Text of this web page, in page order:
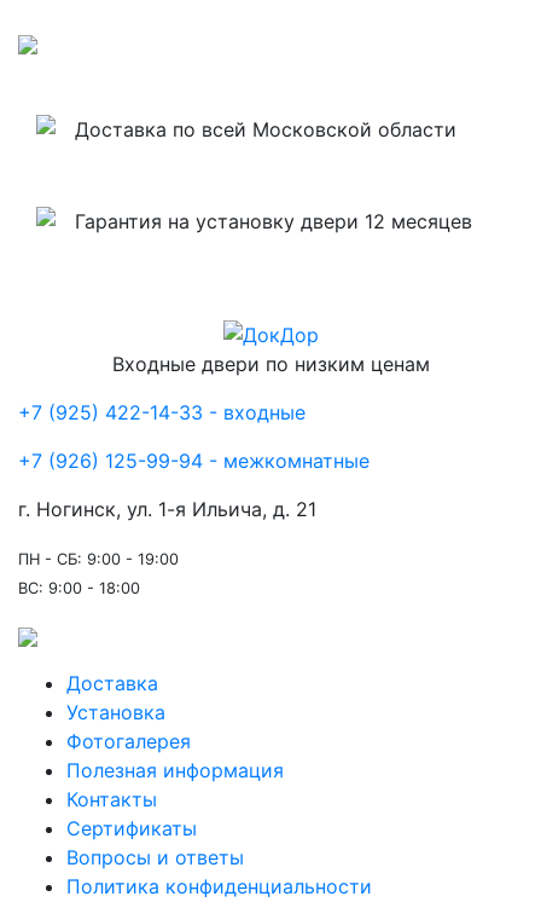
Доставка по всей Московской области
Гарантия на установку двери 12 месяцев
Входные двери по низким ценам
+7 (925) 422-14-33 - входные
+7 (926) 125-99-94 - межкомнатные
г. Ногинск, ул. 1-я Ильича, д. 21
ПН - СБ: 9:00 - 19:00
ВС: 9:00 - 18:00
Доставка
Установка
Фотогалерея
Полезная информация
Контакты
Сертификаты
Вопросы и ответы
Политика конфиденциальности